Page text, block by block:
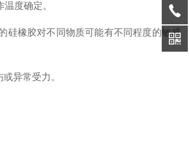
度确定。
橡胶对不同物质可能有不同程度的敏感
异常受力。